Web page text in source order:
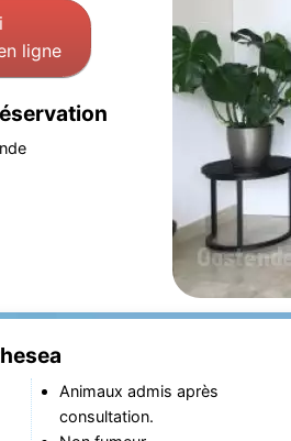
ligne
Animaux admis après
consultation.